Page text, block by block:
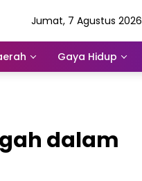
Jumat, 7 Agustus 2026
Gaya Hidup
dalam